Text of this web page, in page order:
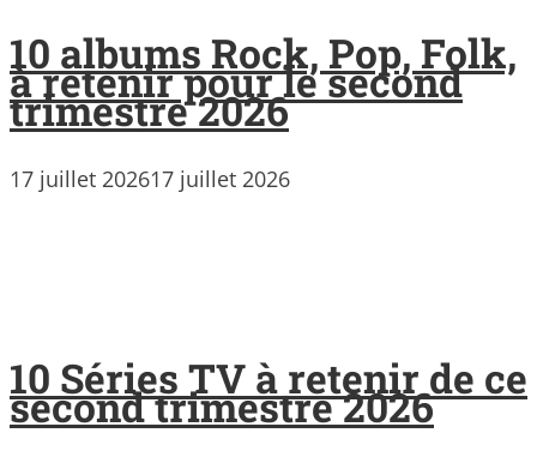
10 albums Rock, Pop, Folk,
à retenir pour le second
trimestre 2026
17 juillet 202617 juillet 2026
10 Séries TV à retenir de ce
second trimestre 2026